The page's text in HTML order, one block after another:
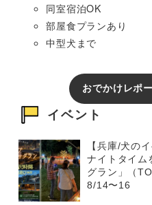
同室宿泊OK
部屋食プランあり
中型犬まで
おでかけレポ
イベント
【兵庫/犬の
ナイトタイム
グラン」（
8/14〜16